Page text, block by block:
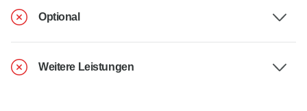
Optional
Weitere Leistungen